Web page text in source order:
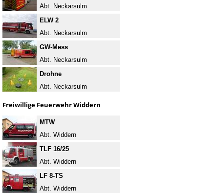
Abt. Neckarsulm
ELW 2
Abt. Neckarsulm
GW-Mess
Abt. Neckarsulm
Drohne
Abt. Neckarsulm
Freiwillige Feuerwehr Widdern
MTW
Abt. Widdern
TLF 16/25
Abt. Widdern
LF 8-TS
Abt. Widdern